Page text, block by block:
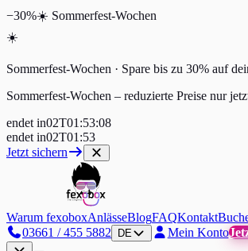
−30%☀️ Sommerfest-Wochen
☀️
Sommerfest-Wochen · Spare bis zu 30% auf
Sommerfest-Wochen – reduzierte Preise nur
endet in02T01 :53:08
endet in02T01 :53
Jetzt sichern
Warum fexoboxAnlässeBlogFAQKontakt
03661 / 455 5882
DE Mein Konto